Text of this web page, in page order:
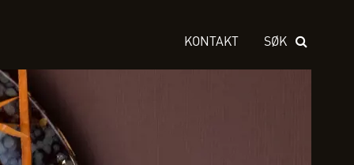
KONTAKT SØK